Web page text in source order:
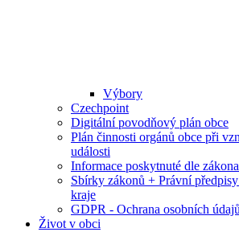
Výbory
Czechpoint
Digitální povodňový plán obce
Plán činnosti orgánů obce při
události
Informace poskytnuté dle
Sbírky zákonů + Právní
kraje
GDPR - Ochrana osobních
Život v obci